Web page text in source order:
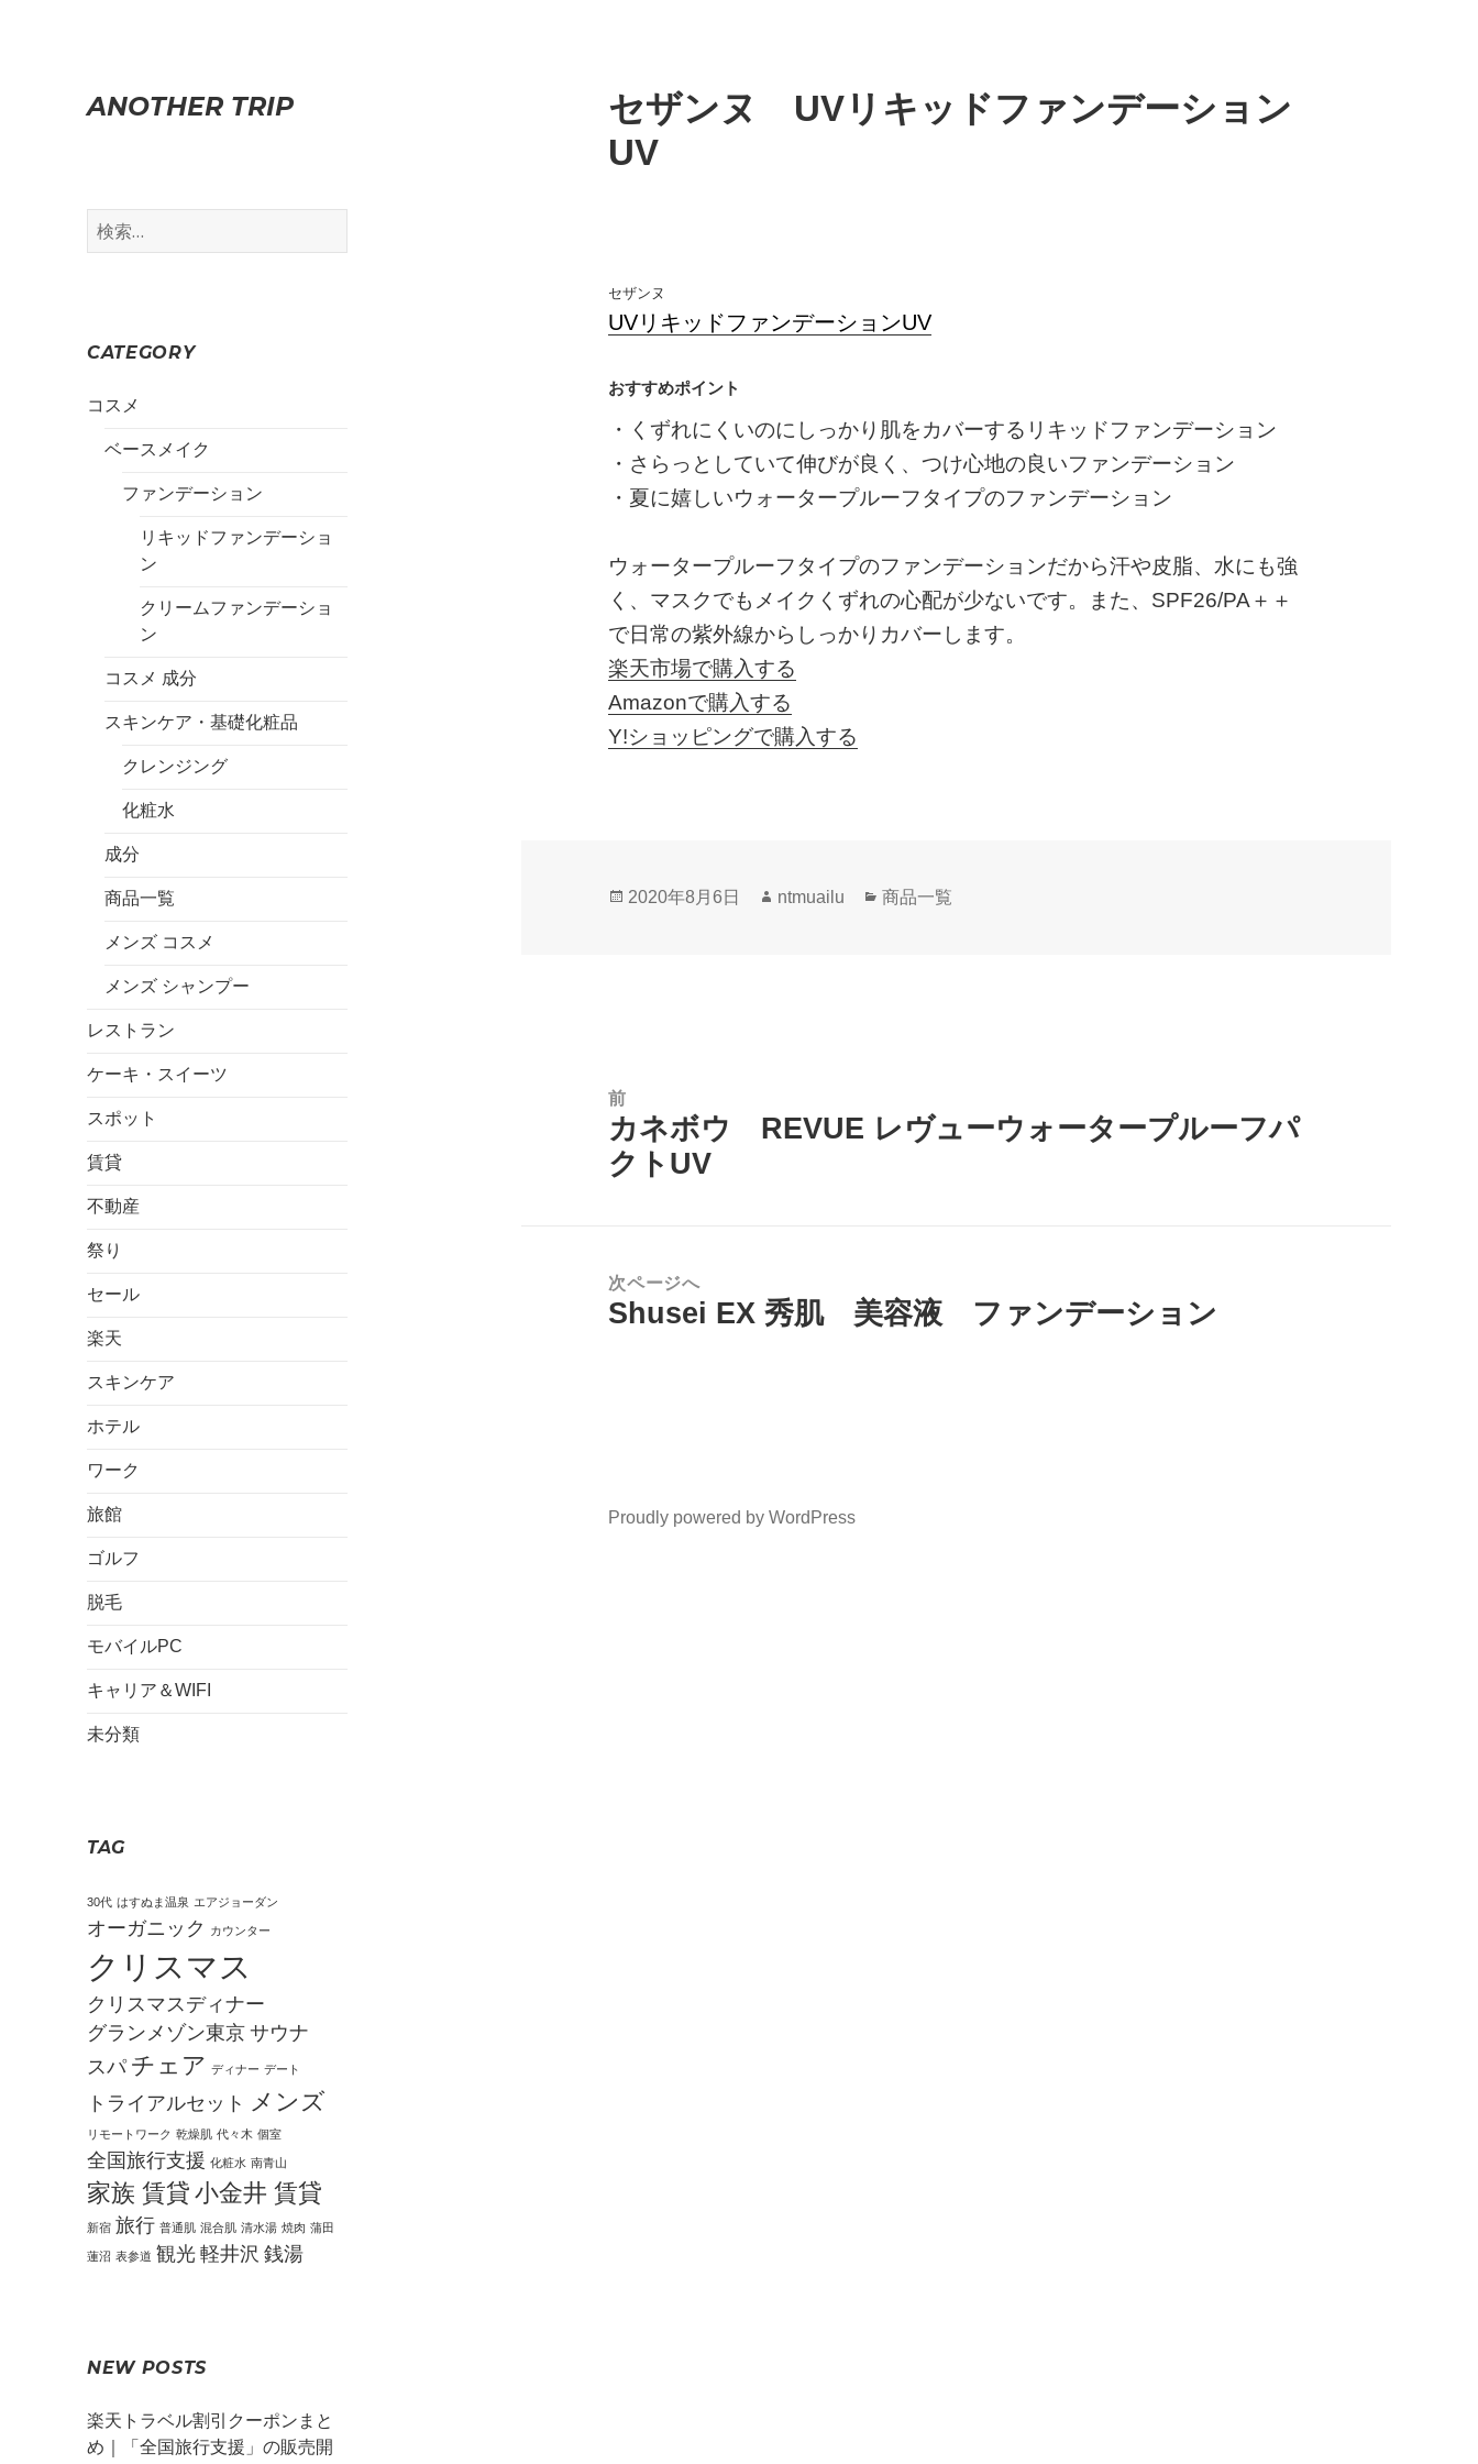
ANOTHER TRIP
検
CATEGORY
コスメ
ベースメイク
ファンデーション
リキッドファンデーショ
ン
クリームファンデーショ
ン
コスメ 成分
スキンケア・基礎化粧品
クレンジング
化粧水
成分
商品一覧
メンズ コスメ
メンズ シャンプー
レストラン
ケーキ・スイーツ
スポット
賃貸
不動産
祭り
セール
楽天
スキンケア
ホテル
ワーク
旅館
ゴルフ
脱毛
モバイルPC
キャリア＆WIFI
未分類
TAG
30代 はすぬま温泉 エアジョーダン
オーガニック カウンター
クリスマス
クリスマスディナー
グランメゾン東京 サウナ
スパ チェア ディナー デート
トライアルセット メンズ
リモートワーク 乾燥肌 代々木 個室
全国旅行支援 化粧水 南青山
家族 賃貸 小金井 賃貸
新宿 旅行 普通肌 混合肌 清水湯 焼肉 蒲田
蓮沼 表参道 観光 軽井沢 銭湯
NEW POSTS
楽天トラベル割引クーポンまと
め｜「全国旅行支援」の販売開
セザンヌ UVリキッドファンデーション
UV
セザンヌ
UVリキッドファンデーションUV
・くずれにくいのにしっかり肌をカバーするリキッドファンデーション
・さらっとしていて伸びが良く、つけ心地の良いファンデーション
・夏に嬉しいウォータープルーフタイプのファンデーション
ウォータープルーフタイプのファンデーションだから汗や皮脂、水にも強
く、マスクでもメイクくずれの心配が少ないです。また、SPF26/PA＋＋
で日常の紫外線からしっかりカバーします。
楽天市場で購入する
Amazonで購入する
Y!ショッピングで購入する
投
2020年8月6日
作
ntmuailu
カ
商品一覧
前
前
の
カネボウ REVUE レヴューウォータープルーフパ
クトUV
次ページへ
次
Shusei EX 秀肌 美容液 ファンデーション
Proudly powered by WordPress